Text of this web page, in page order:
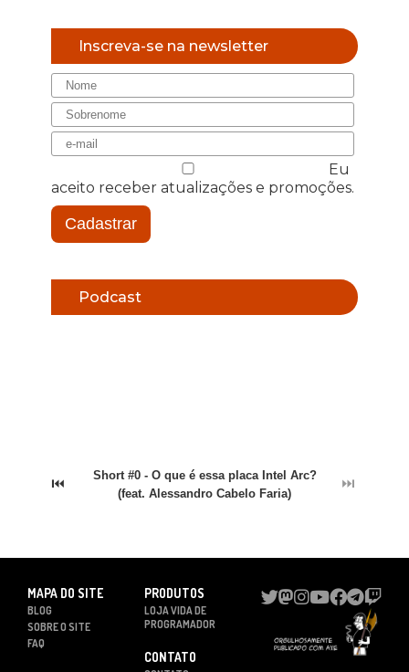
Inscreva-se na newsletter
Eu
aceito receber atualizações e promoções.
Cadastrar
Podcast
⏮
Short #0 - O que é essa placa Intel Arc?
(feat. Alessandro Cabelo Faria)
⏭
MAPA DO SITE
BLOG
SOBRE O SITE
FAQ
PRODUTOS
LOJA VIDA DE
PROGRAMADOR
CONTATO